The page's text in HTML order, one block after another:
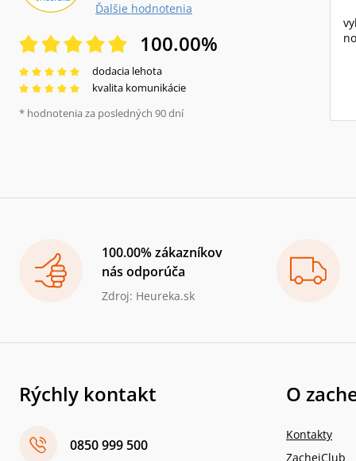
Ďalšie hodnotenia
100.00%
dodacia lehota
kvalita komunikácie
* hodnotenia za posledných 90 dní
100.00% zákazníkov
nás odporúča
Zdroj: Heureka.sk
Rýchly kontakt
0850 999 500
O
Kontakty
ZachejClub